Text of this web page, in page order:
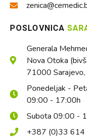
POSLOVNICA
Generala
Nova Otoka
71000 Sarajevo,
Ponedeljak -
09:00 - 17:00h
Subota 09:00 -
+387 (0)33 614